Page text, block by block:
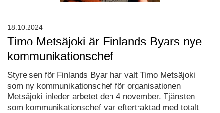
Timo Metsäjoki är Finlands Byars nye
kommunikationschef
Styrelsen för Finlands Byar har valt Timo Metsäjoki
som ny kommunikationschef för organisationen
Metsäjoki inleder arbetet den 4 november. Tjänsten
som kommunikationschef var eftertraktad med totalt
18.10.2024